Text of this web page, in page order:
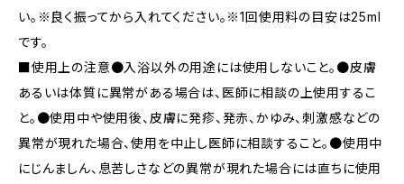
い。※良く振ってから入れてください。※1回使用料の目安は25ml
です。
■使用上の注意●入浴以外の用途には使用しないこと。●皮膚
あるいは体質に異常がある場合は、医師に相談の上使用するこ
と。●使用中や使用後、皮膚に発疹、発赤、かゆみ、刺激感などの
異常が現れた場合、使用を中止し医師に相談すること。●使用中
にじんましん、息苦しさなどの異常が現れた場合には直ちに使用